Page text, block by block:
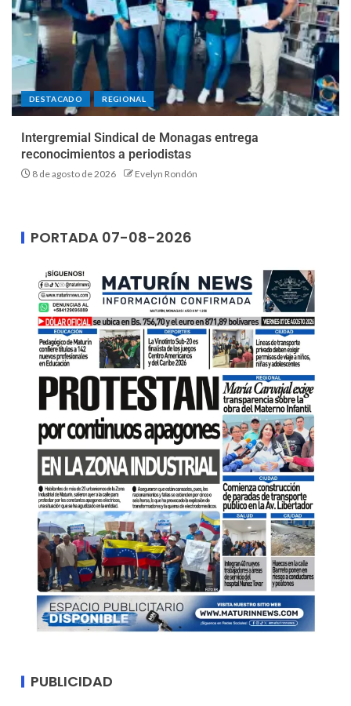
DESTACADO REGIONAL
Intergremial Sindical de Monagas entrega
reconocimientos a periodistas
8 de agosto de 2026 Evelyn Rondón
PORTADA 07-08-2026
PUBLICIDAD